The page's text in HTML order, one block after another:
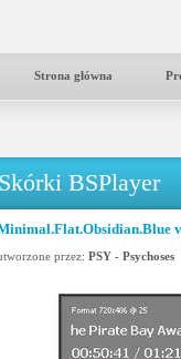
Strona główna
Skórki BSPlayer
przez: PSY - Psychoses